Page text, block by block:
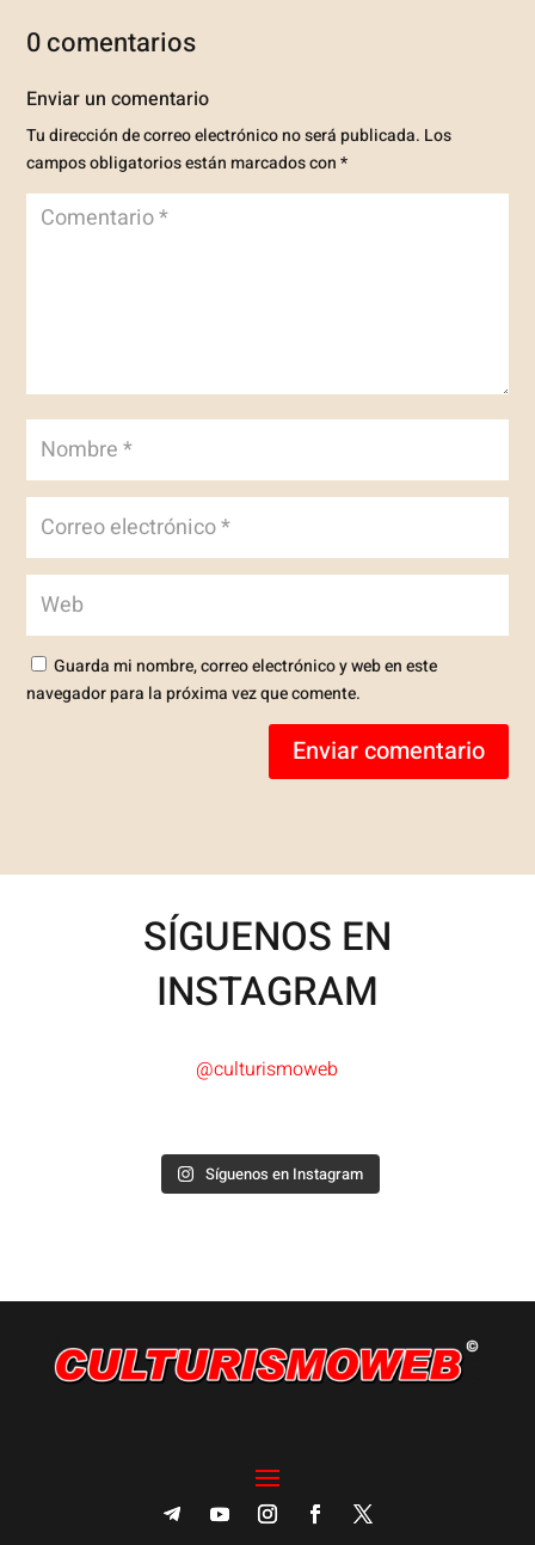
0 comentarios
Enviar un comentario
Tu dirección de correo electrónico no será publicada. Los
campos obligatorios están marcados con*
Guarda mi nombre, correo electrónico y web en este
navegador para la próxima vez que comente.
Enviar comentario
SÍGUENOS EN
INSTAGRAM
@culturismoweb
Síguenos en Instagram